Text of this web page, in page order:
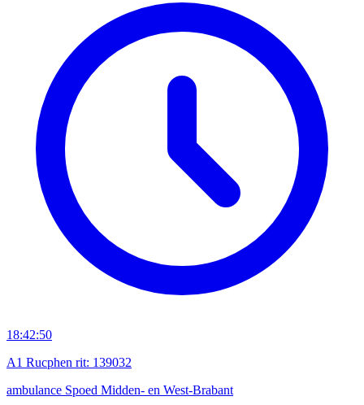
18:42:50
A1 Rucphen rit: 139032
ambulance Spoed Midden- en West-Brabant